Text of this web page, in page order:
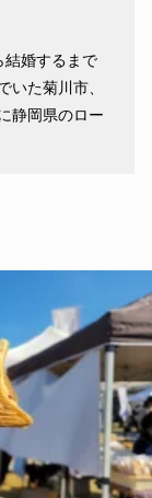
結婚するまで
いた菊川市、
静岡県のロー